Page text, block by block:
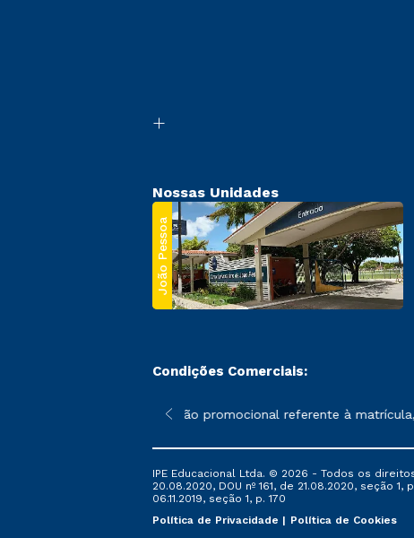
Nossas Unidades
João Pessoa
Condições Comerciais:
sofrer alterações nos períodos de rematrícula
*A condição promocional referente à
IPE Educacional Ltda. © 2026 - Todos os
20.08.2020, DOU nº 161, de 21.08.2020, seção
06.11.2019, seção 1, p. 170
Política de Privacidade
Política de Cookies